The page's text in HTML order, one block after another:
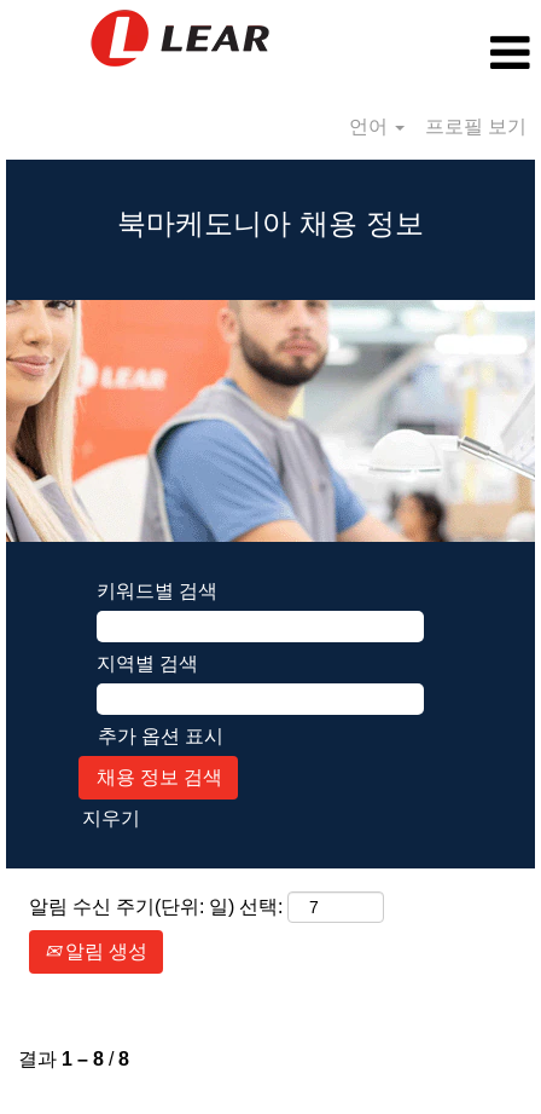
언어 프로필 보기
북마케도니아 채용 정보
키워드별 검색
지역별 검색
추가 옵션 표시
지우기
알림 수신 주기(단위: 일) 선택:
알림 생성
결과 1 – 8 /8